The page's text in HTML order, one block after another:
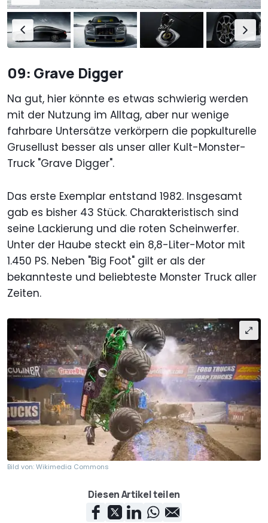
09: Grave Digger
Na gut, hier könnte es etwas schwierig werden
mit der Nutzung im Alltag, aber nur wenige
fahrbare Untersätze verkörpern die popkulturelle
Grusellust besser als unser aller Kult-Monster-
Truck "Grave Digger".
Das erste Exemplar entstand 1982. Insgesamt
gab es bisher 43 Stück. Charakteristisch sind
seine Lackierung und die roten Scheinwerfer.
Unter der Haube steckt ein 8,8-Liter-Motor mit
1.450 PS. Neben "Big Foot" gilt er als der
bekannteste und beliebteste Monster Truck aller
Zeiten.
Bild von: Wikimedia Commons
Diesen Artikel teilen